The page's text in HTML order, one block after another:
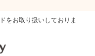
をお取り扱いしておりま